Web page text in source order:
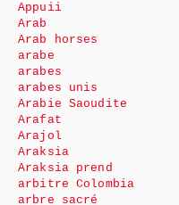
Appuii
Arab
Arab horses
arabe
arabes
arabes unis
Arabie Saoudite
Arafat
Arajol
Araksia
Araksia prend
arbitre Colombia
arbre sacré